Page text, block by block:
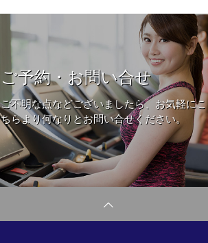
ご予約・お問い合せ
ご不明な点などございましたら、お気軽にこ
ちらより何なりとお問い合せください。